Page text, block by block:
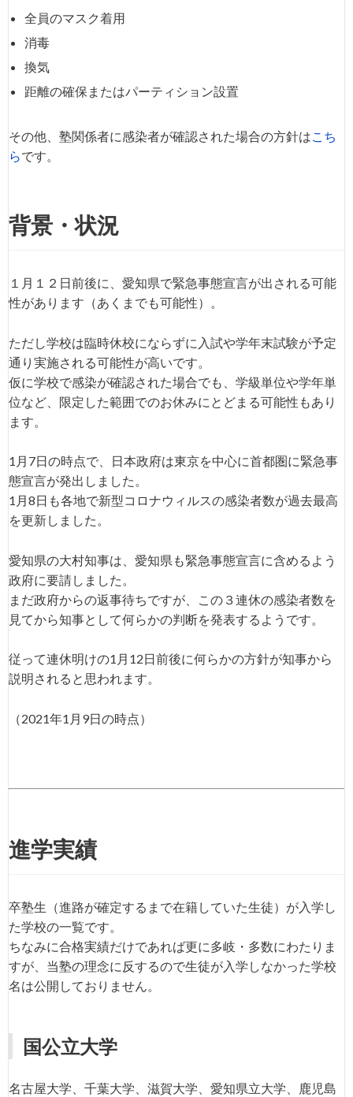
全員のマスク着用
消毒
換気
距離の確保またはパーティション設置
その他、塾関係者に感染者が確認された場合の方針はこち
らです。
背景・状況
１月１２日前後に、愛知県で緊急事態宣言が出される可能
性があります（あくまでも可能性）。
ただし学校は臨時休校にならずに入試や学年末試験が予定
通り実施される可能性が高いです。
仮に学校で感染が確認された場合でも、学級単位や学年単
位など、限定した範囲でのお休みにとどまる可能性もあり
ます。
1月7日の時点で、日本政府は東京を中心に首都圏に緊急事
態宣言が発出しました。
1月8日も各地で新型コロナウィルスの感染者数が過去最高
を更新しました。
愛知県の大村知事は、愛知県も緊急事態宣言に含めるよう
政府に要請しました。
まだ政府からの返事待ちですが、この３連休の感染者数を
見てから知事として何らかの判断を発表するようです。
従って連休明けの1月12日前後に何らかの方針が知事から
説明されると思われます。
（2021年1月9日の時点）
進学実績
卒塾生（進路が確定するまで在籍していた生徒）が入学し
た学校の一覧です。
ちなみに合格実績だけであれば更に多岐・多数にわたりま
すが、当塾の理念に反するので生徒が入学しなかった学校
名は公開しておりません。
国公立大学
名古屋大学、千葉大学、滋賀大学、愛知県立大学、鹿児島